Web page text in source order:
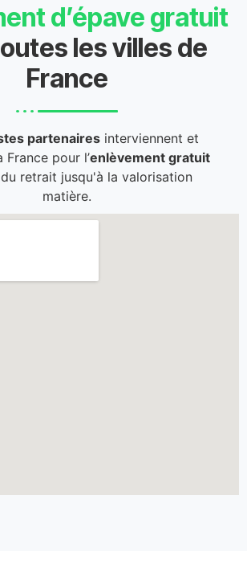
d’épave gratuit
les villes de
France
partenaires interviennent et
pour l’enlèvement gratuit
du retrait jusqu'à la valorisation
matière.